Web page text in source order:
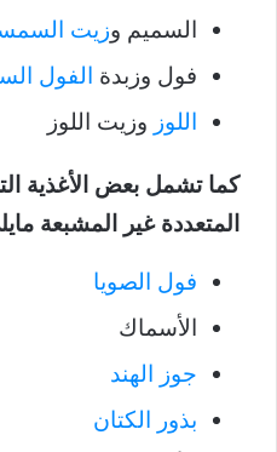
السميم وزيت
فول وزبدة الفول
اللوز وزيت اللوز
كما تشمل بعض الأغذية
المتعددة غير المشبعة
فول الصويا
الأسماك
جوز الهند
بذور الكتان